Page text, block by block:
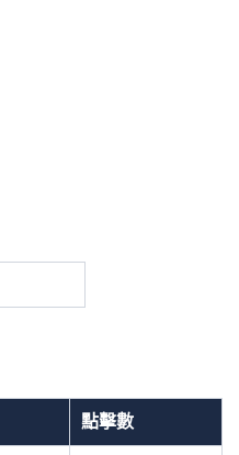
點擊數